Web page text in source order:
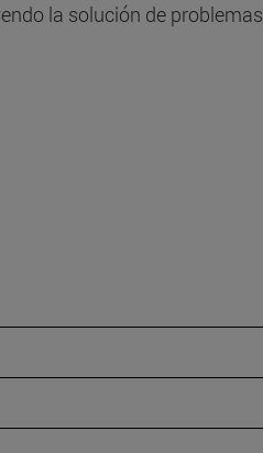
la solución de problemas